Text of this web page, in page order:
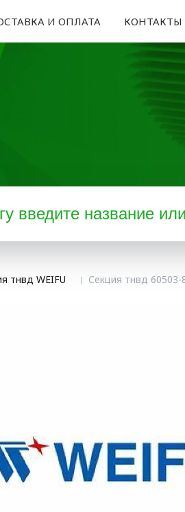
И ОПЛАТА КОНТАКТЫ
тнвд WEIFU Секция тнвд 60503-